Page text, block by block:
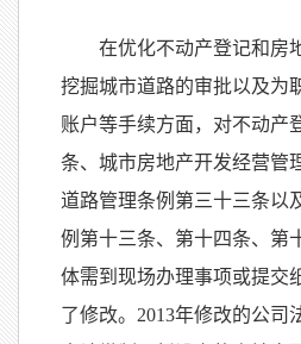
在优化不动产登记和房
挖掘城市道路的审批以及为
账户等手续方面，对不动产
条、城市房地产开发经营管
道路管理条例第三十三条以
例第十三条、第十四条、第
体需到现场办理事项或提交
了修改。2013年修改的公司